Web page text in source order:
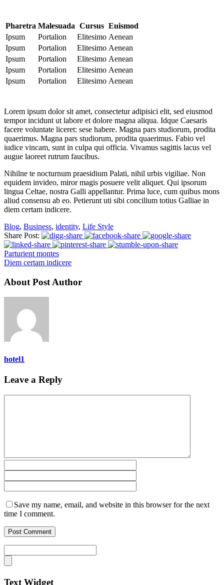
Pharetra Malesuada Cursus Euismod
Ipsum
Portalion Elitesimo Aenean
Ipsum
Portalion Elitesimo Aenean
Ipsum
Portalion Elitesimo Aenean
Ipsum
Portalion Elitesimo Aenean
Ipsum
Portalion Elitesimo Aenean
Lorem ipsum dolor sit amet, consectetur adipisici elit, sed eiusmod
tempor incidunt ut labore et dolore magna aliqua. Idque Caesaris
facere voluntate liceret: sese habere. Magna pars studiorum, prodita
quaerimus. Magna pars studiorum, prodita quaerimus. Fabio vel
iudice vincam, sunt in culpa qui officia. Vivamus sagittis lacus vel
augue laoreet rutrum faucibus.
Nihilne te nocturnum praesidium Palati, nihil urbis vigiliae. Non
equidem invideo, miror magis posuere velit aliquet. Qui ipsorum
lingua Celtae, nostra Galli appellantur. Prima luce, cum quibus mons
aliud consensu ab eo. Petierunt uti sibi concilium totius Galliae in
diem certam indicere.
Blog, Business, identity, Life Style
Share Post:
Parturient montes
Diem certam indicere
About Post Author
hotel1
Leave a Reply
Save my name, email, and website in this browser for the next
time I comment.
Text Widget